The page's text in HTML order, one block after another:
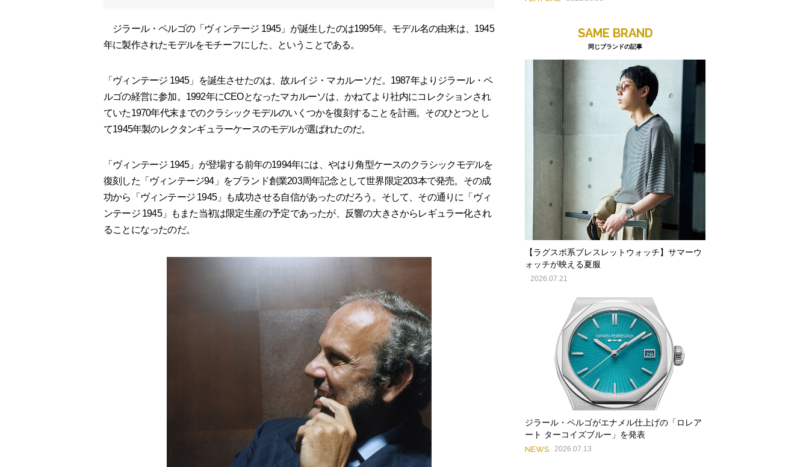
ジラール・ペルゴの「ヴィンテージ 1945」が誕生したのは1995年。モデル名の由来は、1945
年に製作されたモデルをモチーフにした、ということである。
「ヴィンテージ 1945」を誕生させたのは、故ルイジ・マカルーソだ。1987年よりジラール・ペ
ルゴの経営に参加。1992年にCEOとなったマカルーソは、かねてより社内にコレクションされ
ていた1970年代末までのクラシックモデルのいくつかを復刻することを計画。そのひとつとし
て1945年製のレクタンギュラーケースのモデルが選ばれたのだ。
「ヴィンテージ 1945」が登場する前年の1994年には、やはり角型ケースのクラシックモデルを
復刻した「ヴィンテージ94」をブランド創業203周年記念として世界限定203本で発売。その成
功から「ヴィンテージ 1945」も成功させる自信があったのだろう。そして、その通りに「ヴィ
ンテージ 1945」もまた当初は限定生産の予定であったが、反響の大きさからレギュラー化され
ることになったのだ。
SAME BRAND
同じブランドの記事
【ラグスポ系ブレスレットウォッチ】サマーウ
ォッチが映える夏服
2026.07.21
ジラール・ペルゴがエナメル仕上げの「ロレア
ート ターコイズブルー」を発表
NEWS 2026.07.13